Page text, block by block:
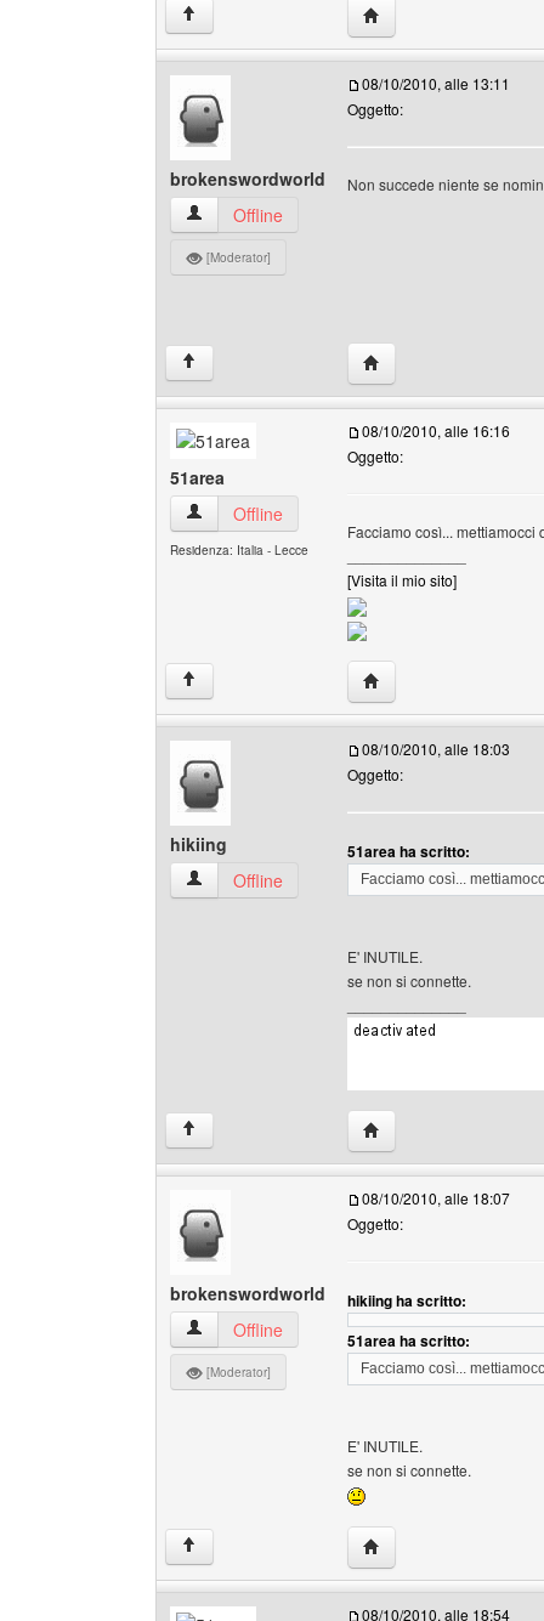
↑ HomePage: 51area
brokenswordworld
brokenswordworld Profilo
Offline
[Moderator]
08/10/2010, alle 13:11
Oggetto:
Non succede niente se
↑ HomePage:
51area
51area Profilo
Offline
Residenza: Italia - Lecce
08/10/2010, alle 16:16
Oggetto:
Facciamo così...
[Visita il mio sito]
↑ HomePage: 51area
hikiing
hikiing Profilo
Offline
08/10/2010, alle 18:03
Oggetto:
51area ha scritto:
Facciamo così...
E' INUTILE.
se non si connette.
↑ HomePage: hikiing
brokenswordworld
brokenswordworld Profilo
Offline
[Moderator]
08/10/2010, alle 18:07
Oggetto:
hikiing ha scritto:
51area ha scritto:
Facciamo così...
E' INUTILE.
se non si connette.
↑ HomePage:
08/10/2010, alle 18:54